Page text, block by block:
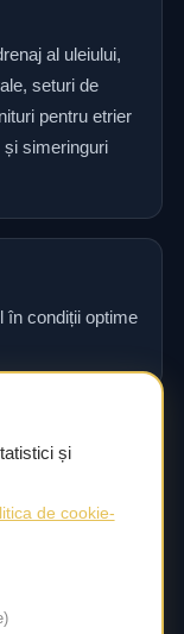
al uleiului,
seturi de
pentru etrier
și simeringuri
în condiții optime
pieselor
corecte.
și
de cookie-